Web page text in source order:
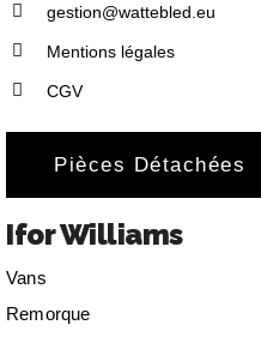
gestion@wattebled.eu
Mentions légales
CGV
Pièces Détachées
Ifor Williams
Vans
Remorque